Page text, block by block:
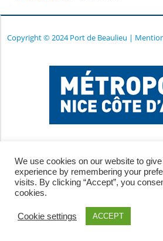
Copyright © 2024 Port de Beaulieu |
We use cookies on our website to
experience by remembering your
visits. By clicking “Accept”, you
cookies.
Cookie settings ACCEPT